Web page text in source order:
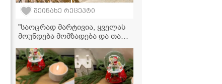
შეინახე რეცეპტი
"საოცრად მარტივია, ყველას
მოუნდება მომზადება და თან
ფორთოხლის მარმელადის
და ჯემის რეცეპტი